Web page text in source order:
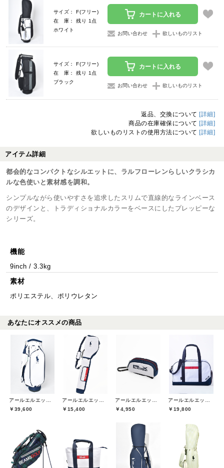
サイズ： F(フリー)
在 庫： 残り 1点
ホワイト
カートに入れる
お問い合わせ 欲しいものリスト
サイズ： F(フリー)
在 庫： 残り 1点
ブラック
カートに入れる
お問い合わせ 欲しいものリスト
返品、交換について [詳細]
商品の在庫確保について [詳細]
欲しいものリストの使用方法について [詳細]
アイテム詳細
都会的なコンパクトなシルエットに、ラルフローレンらしいクラシカ
ルな色使いと素材感を調和。
シンプルながら使いやすさを追求したスリムで直線的なラインベース
のデザインと、トラディショナルカラーをベースにしたプレッピーな
シリーズ。
機能
9inch / 3.3kg
素材
ポリエステル、ポリウレタン
あなたにオススメの商品
￥39,600
￥15,400
￥4,950
￥19,800